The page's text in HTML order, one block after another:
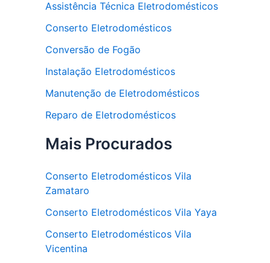
Assistência Técnica Eletrodomésticos
Conserto Eletrodomésticos
Conversão de Fogão
Instalação Eletrodomésticos
Manutenção de Eletrodomésticos
Reparo de Eletrodomésticos
Mais Procurados
Conserto Eletrodomésticos Vila
Zamataro
Conserto Eletrodomésticos Vila Yaya
Conserto Eletrodomésticos Vila
Vicentina